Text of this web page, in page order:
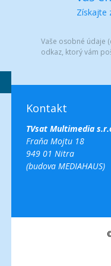
Získajte
Vaše osobné údaje
odkaz, ktorý vám
Kontakt
TVsat Multimedia
Fraňa Mojtu 18
949 01 Nitra
(budova MEDIAHAUS)